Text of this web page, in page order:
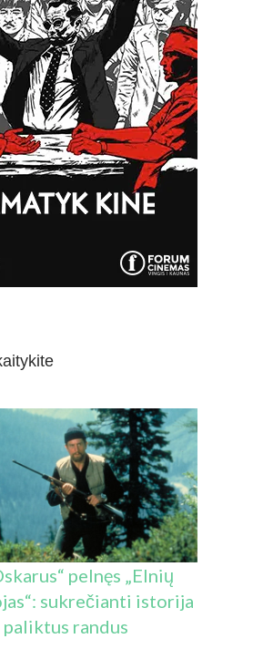
pelnęs „Elnių
sukrečianti istorija
randus